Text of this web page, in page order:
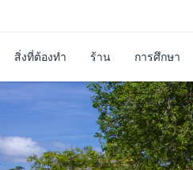
สิ่งที่ต้องทำ ร้าน การศึกษา